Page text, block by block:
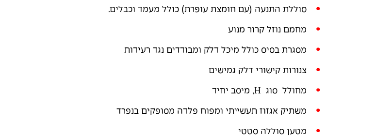
סוללת התנעה (עם חומצת עופרת) כולל מעמד וכבלים.
מחמם נוזל קרור מנוע
מסגרת בסיס כולל מיכל דלק ומבודדים נגד רעידות
צנורות קישורי דלק גמישים
מחולל סוג H, מיסב יחיד
משתיק אגזוז תעשייתי ומפוח פלדה מסופקים בנפרד
מטען סוללה סטטי